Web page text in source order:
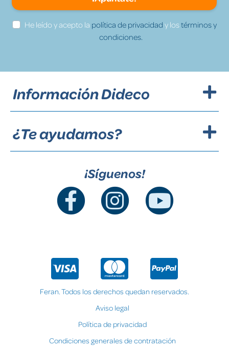
He leído y acepto la política de privacidad y lostérminos y
condiciones.
Información Dideco
¿Te ayudamos?
¡Síguenos!
Feran. Todos los derechos quedan reservados.
Aviso legal
Política de privacidad
Condiciones generales de contratación